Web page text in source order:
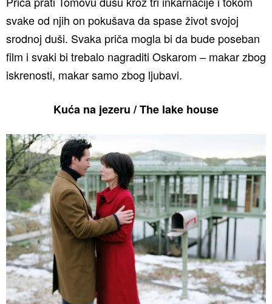
svake od njih on pokušava da spase život svojoj
srodnoj duši. Svaka priča mogla bi da bude poseban
film i svaki bi trebalo nagraditi Oskarom – makar zbog
iskrenosti, makar samo zbog ljubavi.
Kuća na jezeru / The lake house